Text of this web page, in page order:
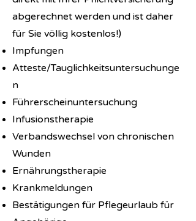
abgerechnet werden und ist daher
für Sie völlig kostenlos!)
Impfungen
Atteste/Tauglichkeitsuntersuchunge
n
Führerscheinuntersuchung
Infusionstherapie
Verbandswechsel von chronischen
Wunden
Ernährungstherapie
Krankmeldungen
Bestätigungen für Pflegeurlaub für